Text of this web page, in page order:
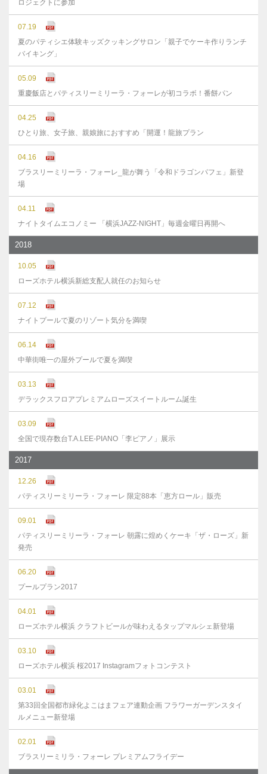
ロジェクトに参加
07.19
夏のパティシエ体験キッズクッキングサロン「親子でケーキ作りランチ
バイキング」
05.09
重慶飯店とパティスリーミリーラ・フォーレが初コラボ！番餅パン
04.25
ひとり旅、女子旅、親娘旅におすすめ「開運！龍旅プラン
04.16
ブラスリーミリーラ・フォーレ_龍が舞う「令和ドラゴンパフェ」新登
場
04.11
ナイトタイムエコノミー 「横浜JAZZ-NIGHT」毎週金曜日再開へ
2018
10.05
ローズホテル横浜新総支配人就任のお知らせ
07.12
ナイトプールで夏のリゾート気分を満喫
06.14
中華街唯一の屋外プールで夏を満喫
03.13
デラックスフロアプレミアムローズスイートルーム誕生
03.09
全国で現存数台T.A.LEE-PIANO「李ピアノ」展示
2017
12.26
パティスリーミリーラ・フォーレ 限定88本「恵方ロール」販売
09.01
パティスリーミリーラ・フォーレ 朝露に煌めくケーキ「ザ・ローズ」新
発売
06.20
プールプラン2017
04.01
ローズホテル横浜 クラフトビールが味わえるタップマルシェ新登場
03.10
ローズホテル横浜 桜2017 Instagramフォトコンテスト
03.01
第33回全国都市緑化よこはまフェア連動企画 フラワーガーデンスタイ
ルメニュー新登場
02.01
ブラスリーミリラ・フォーレ プレミアムフライデー